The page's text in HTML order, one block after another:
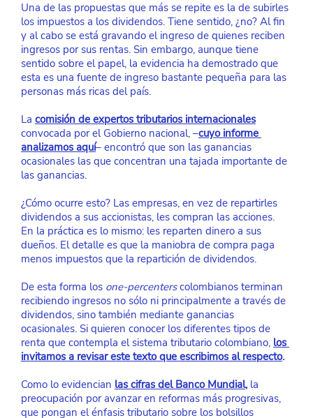
Una de las propuestas que más se repite es la de subirles
los impuestos a los dividendos. Tiene sentido, ¿no? Al fin
y al cabo se está gravando el ingreso de quienes reciben
ingresos por sus rentas. Sin embargo, aunque tiene
sentido sobre el papel, la evidencia ha demostrado que
esta es una fuente de ingreso bastante pequeña para las
personas más ricas del país.
La comisión de expertos tributarios internacionales
convocada por el Gobierno nacional, –cuyo informe
analizamos aquí– encontró que son las ganancias
ocasionales las que concentran una tajada importante de
las ganancias.
¿Cómo ocurre esto? Las empresas, en vez de repartirles
dividendos a sus accionistas, les compran las acciones.
En la práctica es lo mismo: les reparten dinero a sus
dueños. El detalle es que la maniobra de compra paga
menos impuestos que la repartición de dividendos.
De esta forma los one-percenters colombianos terminan
recibiendo ingresos no sólo ni principalmente a través de
dividendos, sino también mediante ganancias
ocasionales. Si quieren conocer los diferentes tipos de
renta que contempla el sistema tributario colombiano, los
invitamos a revisar este texto que escribimos al respecto.
Como lo evidencian las cifras del Banco Mundial, la
preocupación por avanzar en reformas más progresivas,
que pongan el énfasis tributario sobre los bolsillos